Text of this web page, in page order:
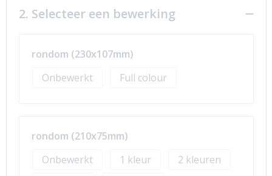
2. Selecteer een bewerking
rondom (230x107mm)
Onbewerkt
Full colour
rondom (210x75mm)
Onbewerkt
1
2